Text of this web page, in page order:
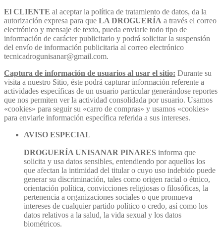
El CLIENTE al aceptar la política de tratamiento de datos, da la
autorización expresa para que LA DROGUERÍA a través el correo
electrónico y mensaje de texto, pueda enviarle todo tipo de
información de carácter publicitario y podrá solicitar la suspensión
del envío de información publicitaria al correo electrónico
tecnicadrogunisanar@gmail.com.
Captura de información de usuarios al usar el sitio: Durante su
visita a nuestro Sitio, éste podrá capturar información referente a
actividades específicas de un usuario particular generándose reportes
que nos permiten ver la actividad consolidada por usuario. Usamos
«cookies» para seguir su «carro de compras» y usamos «cookies»
para enviarle información específica referida a sus intereses.
AVISO ESPECIAL
DROGUERÍA UNISANAR PINARES informa que
solicita y usa datos sensibles, entendiendo por aquellos los
que afectan la intimidad del titular o cuyo uso indebido puede
generar su discriminación, tales como origen racial o étnico,
orientación política, convicciones religiosas o filosóficas, la
pertenencia a organizaciones sociales o que promueva
intereses de cualquier partido político o credo, así como los
datos relativos a la salud, la vida sexual y los datos
biométricos.